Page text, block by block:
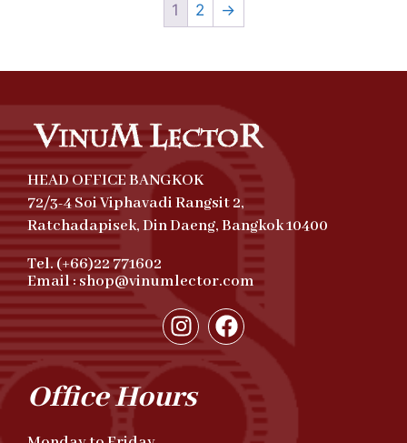
1 2 →
HEAD OFFICE BANGKOK
72/3-4 Soi Viphavadi Rangsit 2,
Ratchadapisek, Din Daeng, Bangkok 10400
Tel. (+66)22 771602
Email : shop@vinumlector.com
Office Hours